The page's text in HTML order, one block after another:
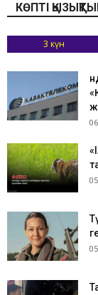
КӨПТІ
3 күн